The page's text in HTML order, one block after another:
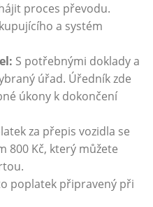
proces převodu.
a systém
S potřebnými doklady a
úřad. Úředník zde
úkony k dokončení
za přepis vozidla se
800 Kč, který můžete
poplatek připravený při